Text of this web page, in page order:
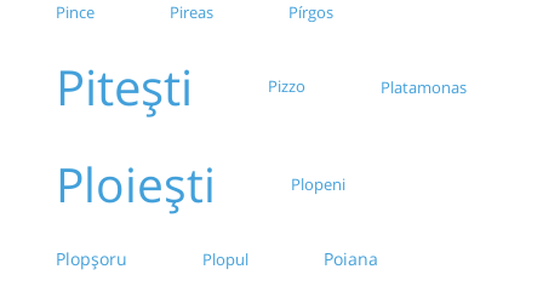
Pince Pireas Pírgos
Pitești Pizzo Platamonas
Ploiești Plopeni
Plopșoru Plopul Poiana